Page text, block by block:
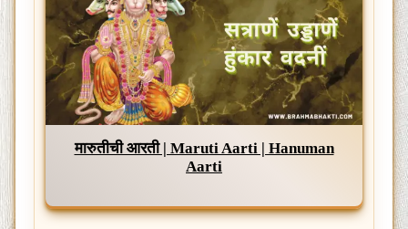
मारुतीची आरती | Maruti Aarti | Hanuman
Aarti